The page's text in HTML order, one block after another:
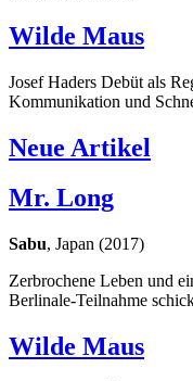
Wilde Maus
Josef Haders Debüt als
Kommunikation und
Neue Artikel
Mr. Long
Sabu, Japan (2017)
Zerbrochene Leben und
Berlinale-Teilnahme
Wilde Maus